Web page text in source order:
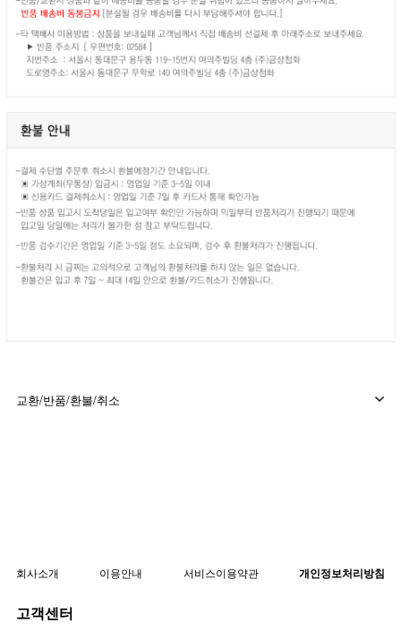
교환/반품/환불/취소
회사소개 이용안내 서비스이용약관 개인정보처리방침
고객센터